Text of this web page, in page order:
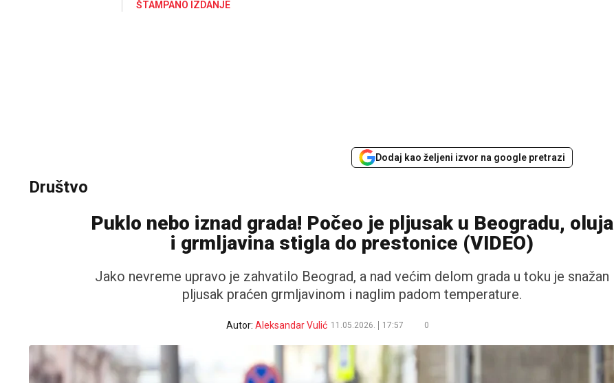
ŠTAMPANO IZDANJE
Dodaj kao željeni izvor na google pretrazi
Društvo
Puklo nebo iznad grada! Počeo je pljusak u Beogradu, oluja
i grmljavina stigla do prestonice (VIDEO)
Jako nevreme upravo je zahvatilo Beograd, a nad većim delom grada u toku je snažan
pljusak praćen grmljavinom i naglim padom temperature.
Autor: Aleksandar Vulić 11.05.2026. 17:57 0